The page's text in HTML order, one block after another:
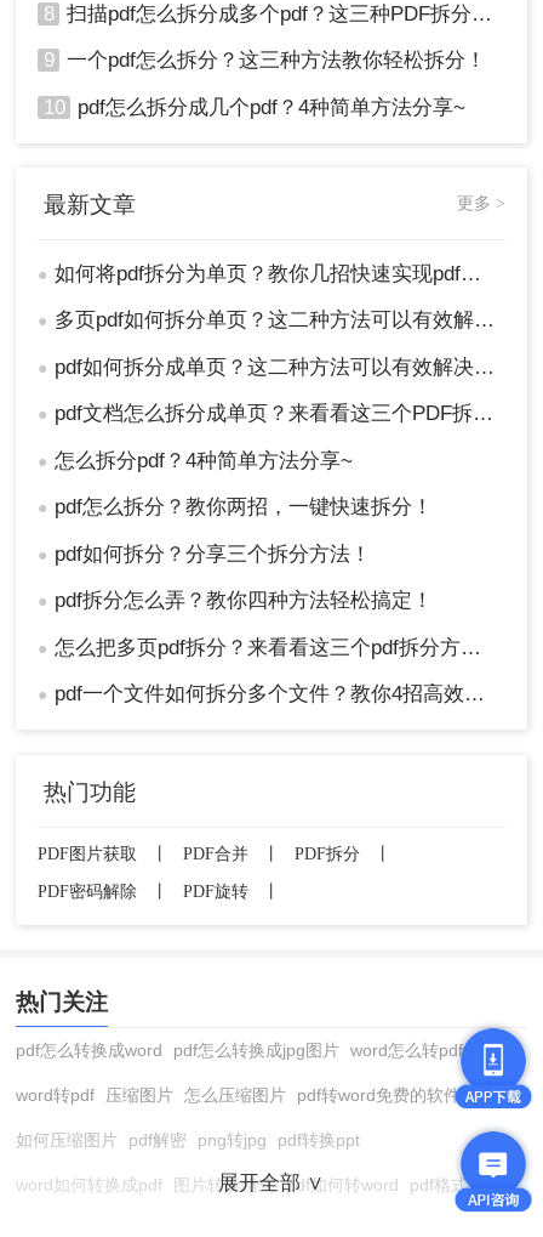
8 扫描pdf怎么拆分成多个pdf？这三种PDF拆分方法轻松搞定！
9 一个pdf怎么拆分？这三种方法教你轻松拆分！
10 pdf怎么拆分成几个pdf？4种简单方法分享~
最新文章 更多 >
● 如何将pdf拆分为单页？教你几招快速实现pdf拆分！
● 多页pdf如何拆分单页？这二种方法可以有效解决你的问题！
● pdf如何拆分成单页？这二种方法可以有效解决你的问题！
● pdf文档怎么拆分成单页？来看看这三个PDF拆分方法！
● 怎么拆分pdf？4种简单方法分享~
● pdf怎么拆分？教你两招，一键快速拆分！
● pdf如何拆分？分享三个拆分方法！
● pdf拆分怎么弄？教你四种方法轻松搞定！
● 怎么把多页pdf拆分？来看看这三个pdf拆分方法！
● pdf一个文件如何拆分多个文件？教你4招高效又简单！
热门功能
PDF图片获取 PDF合并 PDF拆分
PDF密码解除
PDF旋转
热门关注
pdf怎么转换成word pdf怎么转换成jpg图片 word怎么转pdf
word转pdf 压缩图片 怎么压缩图片 pdf转word免费的软件
如何压缩图片 pdf解密 png转jpg pdf转换ppt
word如何转换成pdf 图片转换格式 pdf如何转word pdf格式转换
展开全部 ∨